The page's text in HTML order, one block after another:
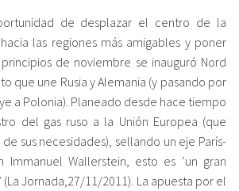
de desplazar el centro de la
las regiones más amigables y poner
de noviembre se inauguró Nord
que une Rusia y Alemania (y pasando por
a Polonia). Planeado desde hace tiempo
del gas ruso a la Unión Europea (que
sus necesidades), sellando un eje París-
Immanuel Wallerstein, esto es ‘un gran
Jornada,27/11/2011). La apuesta por el